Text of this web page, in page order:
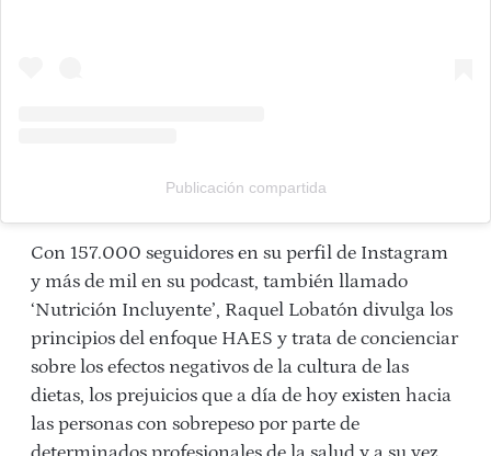
Publicación compartida
Con 157.000 seguidores en su perfil de Instagram
y más de mil en su podcast, también llamado
‘Nutrición Incluyente’, Raquel Lobatón divulga los
principios del enfoque HAES y trata de concienciar
sobre los efectos negativos de la cultura de las
dietas, los prejuicios que a día de hoy existen hacia
las personas con sobrepeso por parte de